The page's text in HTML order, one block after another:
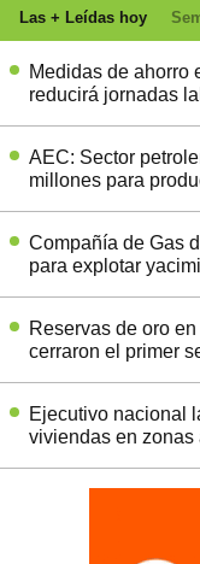
Las + Leídas hoy
Medidas de ahorro
reducirá jornadas
AEC: Sector
millones para
Compañía de Gas
para explotar
Reservas de oro
cerraron el primer
Ejecutivo nacional
viviendas en zonas